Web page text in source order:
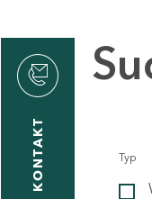
KONTAKT Typ